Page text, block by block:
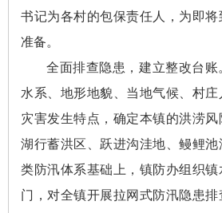
书记为各村的包保责任人，为即
准备。
全面排查隐患，建立整改台
水系、地形地貌、当地气候、村
灾害发生特点，确定本镇的洪涝
湖行蓄洪区、跃进沟洼地、鳗鲤
类防汛体系基础上，镇防办组织
门，对全镇开展拉网式防汛隐患